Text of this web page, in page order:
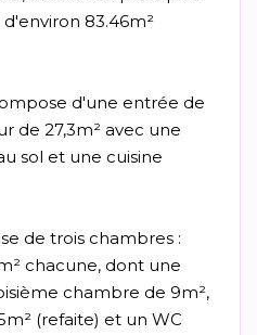
83.46m²
d'une entrée de
de 27,3m² avec une
sol et une cuisine
de trois chambres :
chacune, dont une
chambre de 9m²,
(refaite) et un WC